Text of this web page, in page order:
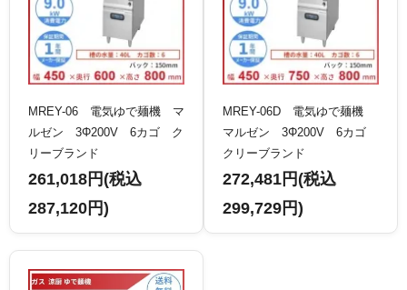
MREY-06 電気ゆで麺機 マ
ルゼン 3Φ200V 6カゴ ク
リーブランド
261,018円(税込
287,120円)
MREY-06D 電気ゆで麺機
マルゼン 3Φ200V 6カゴ
クリーブランド
272,481円(税込
299,729円)